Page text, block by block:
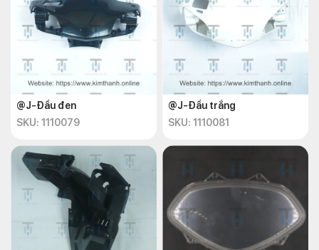
@J-Đầu đen
SKU: 1110079
@J-Đầu trắng
SKU: 1110081